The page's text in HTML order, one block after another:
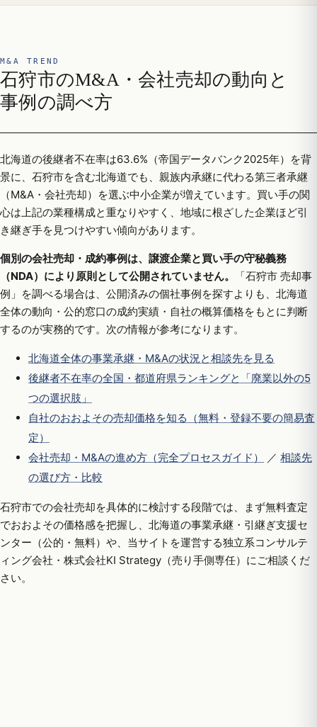
M&A TREND
石狩市のM&A・会社売却の動向と
事例の調べ方
北海道の後継者不在率は63.6%（帝国データバンク2025年）を背
景に、石狩市を含む北海道でも、親族内承継に代わる第三者承継
（M&A・会社売却）を選ぶ中小企業が増えています。買い手の関
心は上記の業種構成と重なりやすく、地域に根ざした企業ほど引
き継ぎ手を見つけやすい傾向があります。
個別の会社売却・成約事例は、譲渡企業と買い手の守秘義務
（NDA）により原則として公開されていません。
「石狩市 売却事
例」を調べる場合は、公開済みの個社事例を探すよりも、北海道
全体の動向・公的窓口の成約実績・自社の概算価格をもとに判断
するのが実務的です。次の情報が参考になります。
北海道全体の事業承継・M&Aの状況と相談先を見る
後継者不在率の全国・都道府県ランキングと「廃業以外の5
つの選択肢」
自社のおおよその売却価格を知る（無料・登録不要の簡易査
定）
会社売却・M&Aの進め方（完全プロセスガイド）
／ 相談先
の選び方・比較
石狩市での会社売却を具体的に検討する段階では、まず無料査定
でおおよその価格感を把握し、北海道の事業承継・引継ぎ支援セ
ンター（公的・無料）や、当サイトを運営する独立系コンサルテ
ィング会社・株式会社KI Strategy（売り手側専任）にご相談くだ
さい。